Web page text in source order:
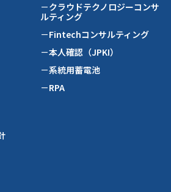
－クラウドテクノロジーコンサ
ルティング
－Fintechコンサルティング
－本人確認（JPKI）
－系統用蓄電池
－RPA